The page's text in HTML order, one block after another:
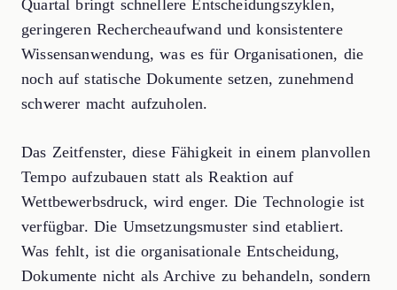
Quartal bringt schnellere Entscheidungszyklen,
geringeren Rechercheaufwand und konsistentere
Wissensanwendung, was es für Organisationen, die
noch auf statische Dokumente setzen, zunehmend
schwerer macht aufzuholen.
Das Zeitfenster, diese Fähigkeit in einem planvollen
Tempo aufzubauen statt als Reaktion auf
Wettbewerbsdruck, wird enger. Die Technologie ist
verfügbar. Die Umsetzungsmuster sind etabliert.
Was fehlt, ist die organisationale Entscheidung,
Dokumente nicht als Archive zu behandeln, sondern